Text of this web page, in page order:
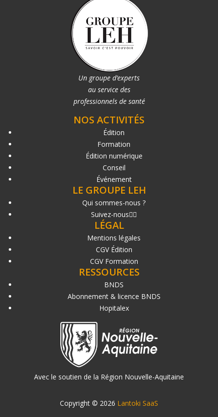
Un groupe d’experts
au service des
professionnels de santé
NOS ACTIVITÉS
Édition
Formation
Édition numérique
Conseil
Événement
LE GROUPE LEH
Qui sommes-nous ?
Suivez-nous
LÉGAL
Mentions légales
CGV Édition
CGV Formation
RESSOURCES
BNDS
Abonnement & licence BNDS
Hopitalex
Avec le soutien de la Région Nouvelle-Aquitaine
Copyright © 2026 Lantoki SaaS